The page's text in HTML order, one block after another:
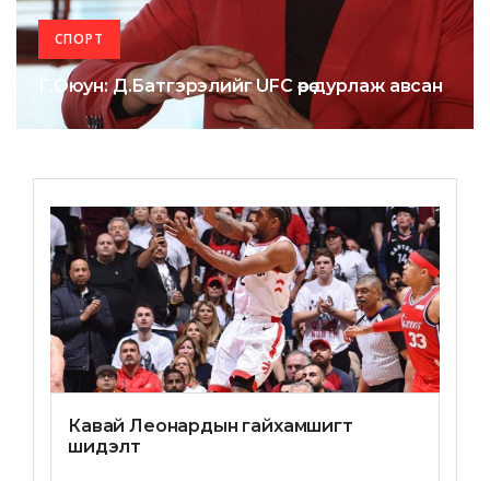
СПОРТ
Г.Оюун: Д.Батгэрэлийг UFC өөрөө дурлаж авсан
Кавай Леонардын гайхамшигт
шидэлт